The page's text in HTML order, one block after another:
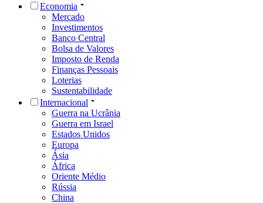
Economia
Mercado
Investimentos
Banco Central
Bolsa de Valores
Imposto de Renda
Finanças Pessoais
Loterias
Sustentabilidade
Internacional
Guerra na Ucrânia
Guerra em Israel
Estados Unidos
Europa
Ásia
África
Oriente Médio
Rússia
China